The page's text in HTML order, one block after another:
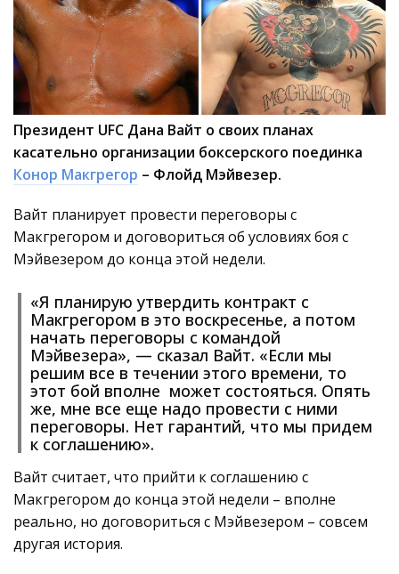
Президент UFC Дана Вайт о своих планах
касательно организации боксерского поединка
Конор Макгрегор – Флойд Мэйвезер.
Вайт планирует провести переговоры с
Макгрегором и договориться об условиях боя с
Мэйвезером до конца этой недели.
«Я планирую утвердить контракт с
Макгрегором в это воскресенье, а потом
начать переговоры с командой
Мэйвезера», — сказал Вайт. «Если мы
решим все в течении этого времени, то
этот бой вполне может состояться. Опять
же, мне все еще надо провести с ними
переговоры. Нет гарантий, что мы придем
к соглашению».
Вайт считает, что прийти к соглашению с
Макгрегором до конца этой недели – вполне
реально, но договориться с Мэйвезером – совсем
другая история.